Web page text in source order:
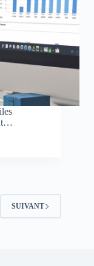
SUIVANT